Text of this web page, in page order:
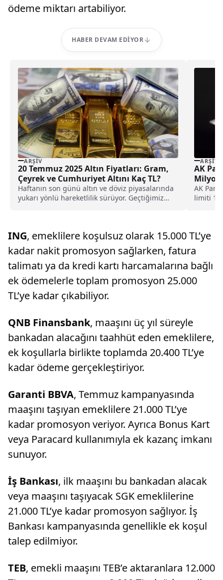
ödeme miktarı artabiliyor.
HABER DEVAM EDIYOR
ARŞIV
20 Temmuz 2025 Altın Fiyatları: Gram,
Çeyrek ve Cumhuriyet Altını Kaç TL?
Haftanın son günü altın ve döviz piyasalarında
yukarı yönlü hareketlilik sürüyor. Geçtiğimiz
ARŞIV
AK
Milyon
AK
limiti
ING, emeklilere koşulsuz olarak 15.000 TL’ye
kadar nakit promosyon sağlarken, fatura
talimatı ya da kredi kartı harcamalarına bağlı
ek ödemelerle toplam promosyon 25.000
TL’ye kadar çıkabiliyor.
QNB Finansbank, maaşını üç yıl süreyle
bankadan alacağını taahhüt eden emeklilere,
ek koşullarla birlikte toplamda 20.400 TL’ye
kadar ödeme gerçekleştiriyor.
Garanti BBVA, Temmuz kampanyasında
maaşını taşıyan emeklilere 21.000 TL’ye
kadar promosyon veriyor. Ayrıca Bonus Kart
veya Paracard kullanımıyla ek kazanç imkanı
sunuyor.
İş Bankası, ilk maaşını bu bankadan alacak
veya maaşını taşıyacak SGK emeklilerine
21.000 TL’ye kadar promosyon sağlıyor. İş
Bankası kampanyasında genellikle ek koşul
talep edilmiyor.
TEB, emekli maaşını TEB’e aktaranlara 12.000